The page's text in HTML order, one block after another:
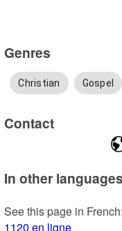
Genres
Christian Gospel
Contact
In other languages
See this page in French:
1120 en ligne